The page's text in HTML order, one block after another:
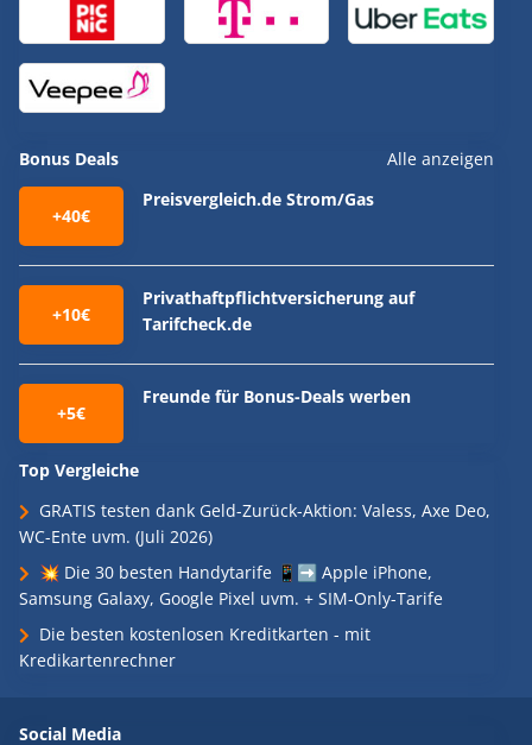
Bonus Deals Alle anzeigen
+40€
Preisvergleich.de Strom/Gas
+10€
Privathaftpflichtversicherung auf
Tarifcheck.de
+5€
Freunde für Bonus-Deals werben
Top Vergleiche
GRATIS testen dank Geld-Zurück-Aktion: Valess, Axe Deo,
WC-Ente uvm. (Juli 2026)
💥 Die 30 besten Handytarife 📱➡️ Apple iPhone,
Samsung Galaxy, Google Pixel uvm. + SIM-Only-Tarife
Die besten kostenlosen Kreditkarten - mit
Kredikartenrechner
Social Media